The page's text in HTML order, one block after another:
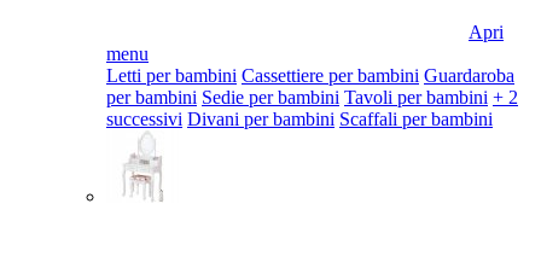
Apri
menu
Letti per bambini Cassettiere per bambini Guardaroba
per bambini Sedie per bambini Tavoli per bambini + 2
successivi Divani per bambini Scaffali per bambini